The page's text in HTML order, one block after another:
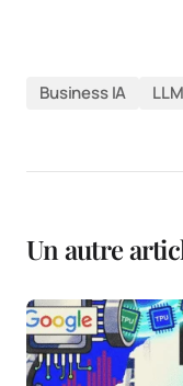
Business IA LLM
Un autre